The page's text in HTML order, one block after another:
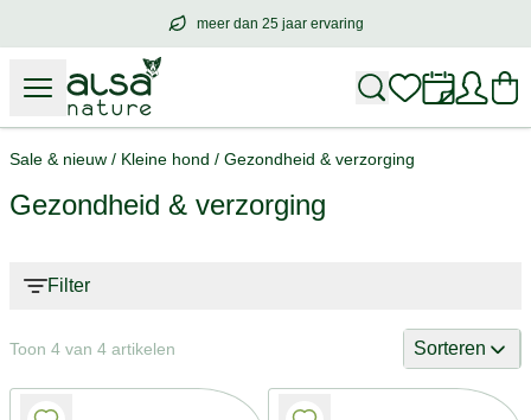
meer dan 25 jaar ervaring
meer dan25 jaar ervaring
Sale & nieuw / Kleine hond / Gezondheid & verzorging
Gezondheid & verzorging
Filter
Toon 4 van 4 artikelen Sorteren